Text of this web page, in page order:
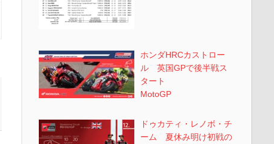
ホンダHRCカストロー
ル 英国GPで後半戦ス
タート
MotoGP
ドゥカティ・レノボ・チ
ーム 夏休み明け初戦の